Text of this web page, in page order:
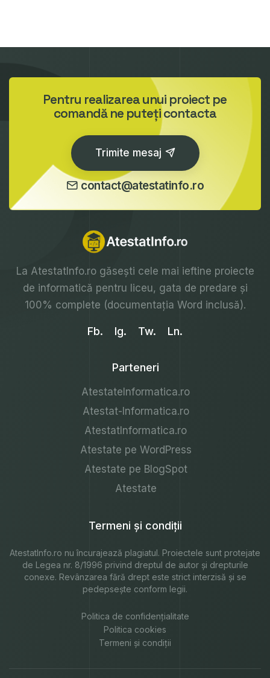
Pentru realizarea unui proiect pe
comandă ne puteți contacta
Trimite mesaj
contact@atestatinfo.ro
La AtestatInfo.rogăsești cele mai ieftine proiecte
de informatică pentru liceu, gata de predare și
100% complete (documentația Word inclusă).
Fb. Ig. Tw. Ln.
Parteneri
AtestateInformatica.ro
Atestat-Informatica.ro
AtestatInformatica.ro
Atestate pe WordPress
Atestate pe BlogSpot
Atestate
Termeni și condiții
AtestatInfo.ro nu încurajează plagiatul. Proiectele sunt protejate
de Legea nr. 8/1996 privind dreptul de autor și drepturile
conexe. Revânzarea fără drept este strict interzisă și se
pedepsește conform legii.
Politica de confidențialitate
Politica cookies
Termeni și condiții